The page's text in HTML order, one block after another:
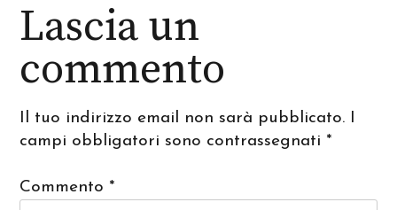
Lascia un
commento
Il tuo indirizzo email non sarà pubblicato. I
campi obbligatori sono contrassegnati *
Commento *